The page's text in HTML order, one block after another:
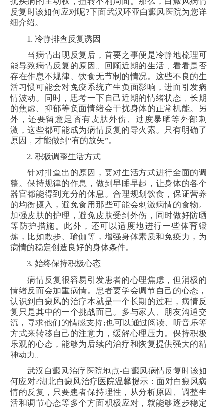
反复时该如何应对呢?下面武汉环亚白癜风医院为您详
细介绍。
1. 冷静排查反复诱因
当病情出现反复后，首要之事便是冷静地梳理可
能导致病情反复的原因。回顾近期的生活，看看是否
存在作息不规律、饮食无节制的情况。这些不良的生
活习惯可能会对免疫系统产生负面影响，进而引发病
情波动。同时，思考一下自己近期的情绪状态，长期
的焦虑、抑郁等负面情绪会干扰身体的正常机能。另
外，还要留意是否有皮肤外伤、过度暴晒等外部刺
激，这些都可能成为病情反复的导火索。只有明确了
原因，才能做到“有的放矢”。
2. 积极调整生活方式
针对排查出的原因，要对生活方式进行全面的调
整。保持规律的作息，做到早睡早起，让身体的各个
器官都能得到充分的休息。合理规划饮食，保证营养
的均衡摄入，避免食用那些可能会刺激病情的食物。
加强皮肤的护理，避免皮肤受到外伤，同时做好防晒
等防护措施。此外，还可以适度地进行一些体育锻
炼，比如散步、瑜伽等，增强身体素质和免疫力，为
病情的稳定创造良好的身体条件。
3. 始终保持积极心态
病情反复很容易引发患者的心理焦虑，但消极的
情绪反而会加重病情。患者要学会调节自己的心态，
认识到白癜风的治疗本就是一个长期的过程，病情反
复只是其中的一个挑战而已。多与家人、朋友沟通交
流，寻求他们的情感支持;也可以通过阅读、听音乐等
方式来转移自己的注意力，缓解心理压力。保持积极
乐观的心态，能够为后续的治疗和恢复提供强大的精
神动力。
武汉白癜风治疗医院地点-白癜风病情反复时该如
何应对?湖北白癜风治疗医院温馨提示：面对白癜风病
情的反复，只要患者保持理性，从分析原因、调整生
活和调节心态等多个方面积极应对，就能够逐步稳定